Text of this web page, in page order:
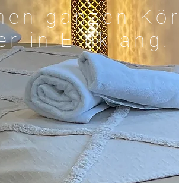
ganzen
in Einklang.